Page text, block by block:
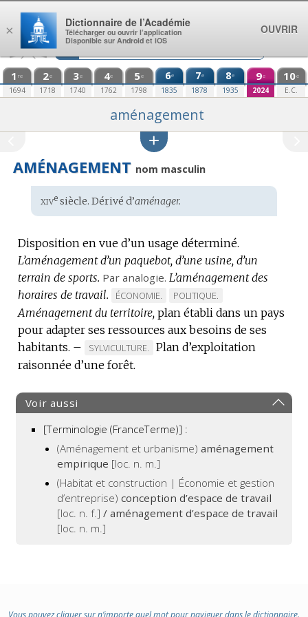
Aller au contenu
1 re
1694
2e
1718
3e
1740
4e
1762
5e
1798
6e
1835
7e
1878
8e
1935
9e
2024
10e
E.C.
aménagement
AMÉNAGEMENT nom masculin
Étymologie
:
xivesiècle. Dérivé d’aménager.
Disposition en vue d’un usage déterminé.
L’aménagement d’un paquebot, d’une usine, d’un
terrain de sports. Par analogie. L’aménagement des
horaires de travail.
MARQUE
DE
DOMAINE
:
ÉCONOMIE.
MARQUE
DE
DOMAINE
:
POLITIQUE.
Aménagement du territoire, plan établi dans un pays
pour adapter ses ressources aux besoins de ses
habitants. –
MARQUE
DE
SYLVICULTURE.
Plan d’exploitation
raisonnée d’une forêt.
Voir aussi
[Terminologie (FranceTerme)] :
(Aménagement et urbanisme)aménagement
empirique [loc. n. m.]
(Habitat et construction | Économie et gestion
d’entreprise)conception d’espace de travail
[loc. n. f.] / aménagement d’espace de travail
[loc. n. m.]
Vous pouvez cliquer sur n’importe quel mot pour naviguer dans le dictionnaire.
×
Dictionnaire de l’Académie
Télécharger ou ouvrir l’application
Disponible sur Android et iOS
OUVRIR